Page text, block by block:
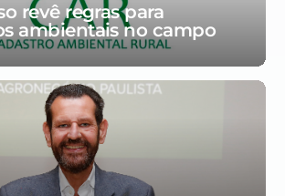
revê regras para
ambientais no campo